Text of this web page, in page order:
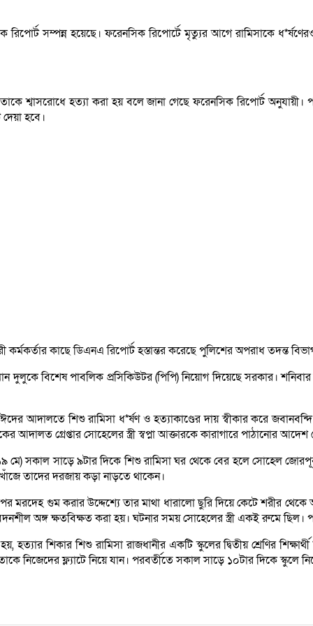
রিপোর্ট সম্পন্ন হয়েছে। ফরেনসিক রিপোর্টে মৃত্যুর আগে রামিসাকে
শ্বাসরোধে হত্যা করা হয় বলে জানা গেছে ফরেনসিক রিপোর্ট অনুযায়ী।
হবে।
কর্মকর্তার কাছে ডিএনএ রিপোর্ট হস্তান্তর করেছে পুলিশের অপরাধ তদন্ত
দুলুকে বিশেষ পাবলিক প্রসিকিউটর (পিপি) নিয়োগ দিয়েছে সরকার।
আদালতে শিশু রামিসা ধ*র্ষণ ও হত্যাকাণ্ডের দায় স্বীকার করে
গ্রেপ্তার সোহেলের স্ত্রী স্বপ্না আক্তারকে কারাগারে পাঠানোর আদেশ
মে) সকাল সাড়ে ৯টার দিকে শিশু রামিসা ঘর থেকে বের হলে সোহেল
তাদের দরজায় কড়া নাড়তে থাকেন।
মরদেহ গুম করার উদ্দেশ্যে তার মাথা ধারালো ছুরি দিয়ে কেটে শরীর
অঙ্গ ক্ষতবিক্ষত করা হয়। ঘটনার সময় সোহেলের স্ত্রী একই রুমে ছিল।
শিকার শিশু রামিসা রাজধানীর একটি স্কুলের দ্বিতীয় শ্রেণির
নিজেদের ফ্ল্যাটে নিয়ে যান। পরবর্তীতে ‎সকাল সাড়ে ১০টার দিকে